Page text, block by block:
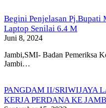
Begini Penjelasan Pj.Bupati
Laptop Senilai 6.4 M
Juni 8, 2024
Jambi,SMI- Badan Pemeriksa
Jambi…
PANGDAM II/SRIWIJAYA
KERJA PERDANA KE